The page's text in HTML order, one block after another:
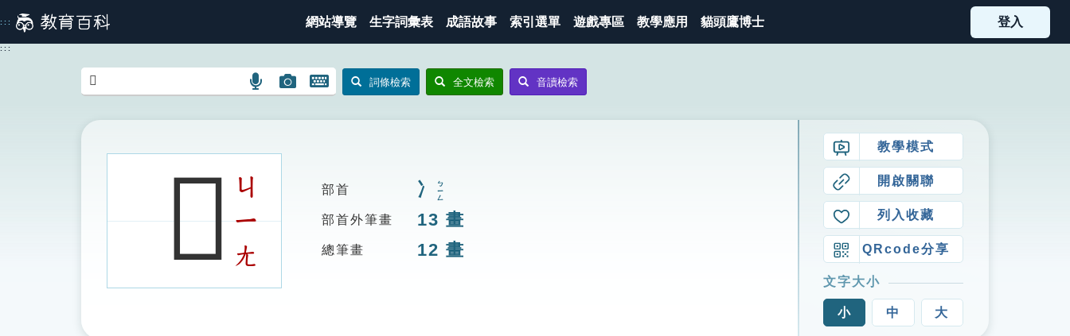
到
主
::: 網站導覽 生字詞彙表 成語故事 索引選單 遊戲專區 教學應用 貓頭鷹博士 登入
:::
語
搜
圖
圖
搜
開
鍵
詞條檢索 全文檢索 音讀檢索
𠘌ㄐ
ㄧ
ㄤ
部首 冫 ㄅㄧㄥ
部首外筆畫 13 畫
總筆畫 12 畫
教學模式
開啟關聯
列入收藏
QRcode分享
文字大小
小 中 大